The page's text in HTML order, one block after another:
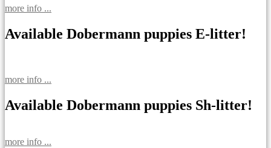
more info ...
Available Dobermann puppies E-litter!
more info ...
Available Dobermann puppies Sh-litter!
more info ...